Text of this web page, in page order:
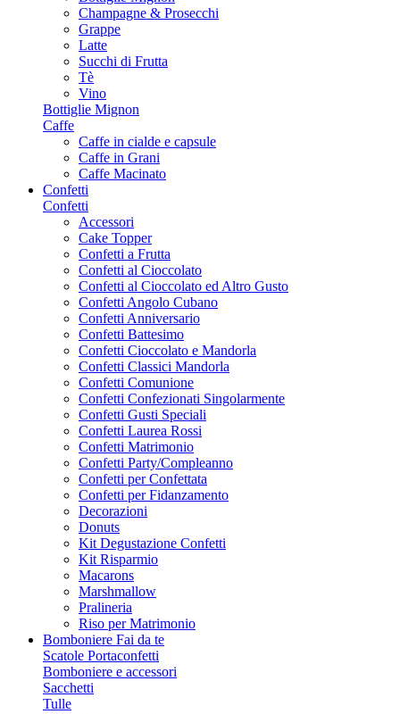
Champagne & Prosecchi
Grappe
Latte
Succhi di Frutta
Tè
Vino
Bottiglie Mignon
Caffe
Caffe in cialde e capsule
Caffe in Grani
Caffe Macinato
Confetti
Confetti
Accessori
Cake Topper
Confetti a Frutta
Confetti al Cioccolato
Confetti al Cioccolato ed Altro Gusto
Confetti Angolo Cubano
Confetti Anniversario
Confetti Battesimo
Confetti Cioccolato e Mandorla
Confetti Classici Mandorla
Confetti Comunione
Confetti Confezionati Singolarmente
Confetti Gusti Speciali
Confetti Laurea Rossi
Confetti Matrimonio
Confetti Party/Compleanno
Confetti per Confettata
Confetti per Fidanzamento
Decorazioni
Donuts
Kit Degustazione Confetti
Kit Risparmio
Macarons
Marshmallow
Pralineria
Riso per Matrimonio
Bomboniere Fai da te
Scatole Portaconfetti
Bomboniere e accessori
Sacchetti
Tulle